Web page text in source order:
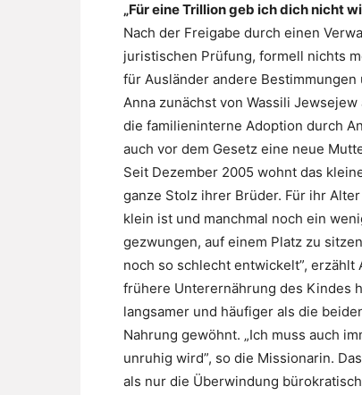
„Für eine Trillion geb ich dich nicht
Nach der Freigabe durch einen
juristischen Prüfung, formell nichts
für Ausländer andere
Anna zunächst von Wassili
die familieninterne Adoption durch
auch vor dem Gesetz eine neue
Seit Dezember 2005 wohnt das
ganze Stolz ihrer Brüder. Für ihr
klein ist und manchmal noch ein
gezwungen, auf einem Platz zu
noch so schlecht entwickelt”,
frühere Unterernährung des Kindes
langsamer und häufiger als die
Nahrung gewöhnt. „Ich muss auch
unruhig wird”, so die Missionarin.
als nur die Überwindung